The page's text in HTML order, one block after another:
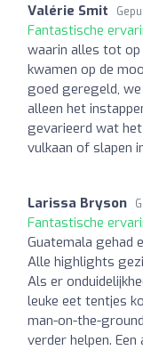
Valérie Smit
Fantastische
waarin alles tot
kwamen op de
goed geregeld,
alleen het
gevarieerd wat
vulkaan of slapen
Larissa Bryson
Fantastische
Guatemala gehad
Alle highlights
Als er
leuke eet tentjes
man-on-the-
verder helpen. Een